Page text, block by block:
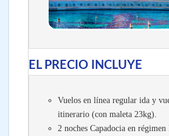
EL PRECIO INCLUYE
Vuelos en línea regular ida y
itinerario (con maleta 23kg).
2 noches Capadocia en régimen